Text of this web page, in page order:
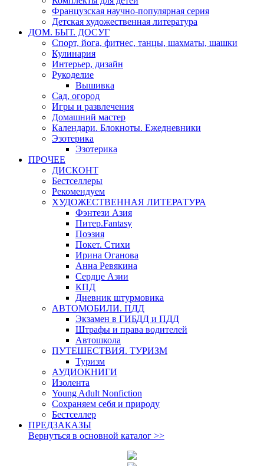
Французская научно-популярная серия
Детская художественная литература
ДОМ. БЫТ. ДОСУГ
Спорт, йога, фитнес, танцы, шахматы, шашки
Кулинария
Интерьер, дизайн
Рукоделие
Вышивка
Сад, огород
Игры и развлечения
Домашний мастер
Календари. Блокноты. Ежедневники
Эзотерика
Эзотерика
ПРОЧЕЕ
ДИСКОНТ
Бестселлеры
Рекомендуем
ХУДОЖЕСТВЕННАЯ ЛИТЕРАТУРА
Фэнтези Азия
Питер.Fantasy
Поэзия
Покет. Стихи
Ирина Оганова
Анна Ревякина
Сердце Азии
КПД
Дневник штурмовика
АВТОМОБИЛИ. ПДД
Экзамен в ГИБДД и ПДД
Штрафы и права водителей
Автошкола
ПУТЕШЕСТВИЯ. ТУРИЗМ
Туризм
АУДИОКНИГИ
Изолента
Young Adult Nonfiction
Сохраняем себя и природу
Бестселлер
ПРЕДЗАКАЗЫ
Вернуться в основной каталог >>